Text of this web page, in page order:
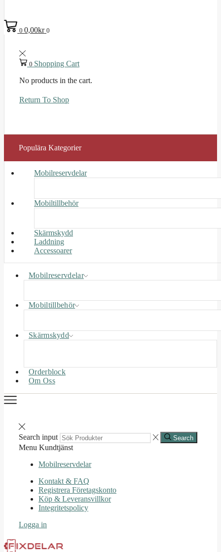
00,00kr 0
0 Shopping Cart
No products in the cart.
Return To Shop
Populära Kategorier
Mobilreservdelar
Mobiltillbehör
Skärmskydd
Laddning
Accessoarer
Mobilreservdelar
Mobiltillbehör
Skärmskydd
Orderblock
Om Oss
Search input Search
Menu Kundtjänst
Mobilreservdelar
Kontakt & FAQ
Registrera Företagskonto
Köp & Leveransvillkor
Integritetspolicy
Logga in